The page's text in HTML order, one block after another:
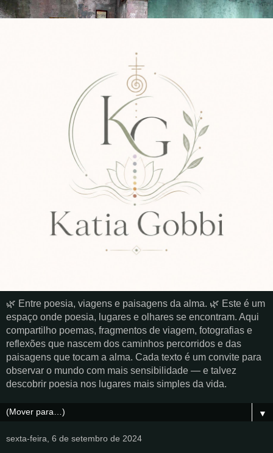
🌿 Entre poesia, viagens e paisagens da alma. 🌿 Este é um
espaço onde poesia, lugares e olhares se encontram. Aqui
compartilho poemas, fragmentos de viagem, fotografias e
reflexões que nascem dos caminhos percorridos e das
paisagens que tocam a alma. Cada texto é um convite para
observar o mundo com mais sensibilidade — e talvez
descobrir poesia nos lugares mais simples da vida.
▼
sexta-feira, 6 de setembro de 2024